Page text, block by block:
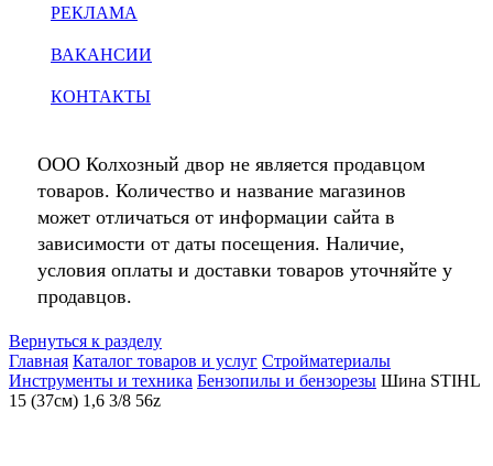
РЕКЛАМА
ВАКАНСИИ
КОНТАКТЫ
ООО Колхозный двор не является продавцом
товаров. Количество и название магазинов
может отличаться от информации сайта в
зависимости от даты посещения. Наличие,
условия оплаты и доставки товаров уточняйте у
продавцов.
Вернуться к разделу
Главная Каталог товаров и услуг Стройматериалы
Инструменты и техника Бензопилы и бензорезы Шина STIHL
15 (37см) 1,6 3/8 56z